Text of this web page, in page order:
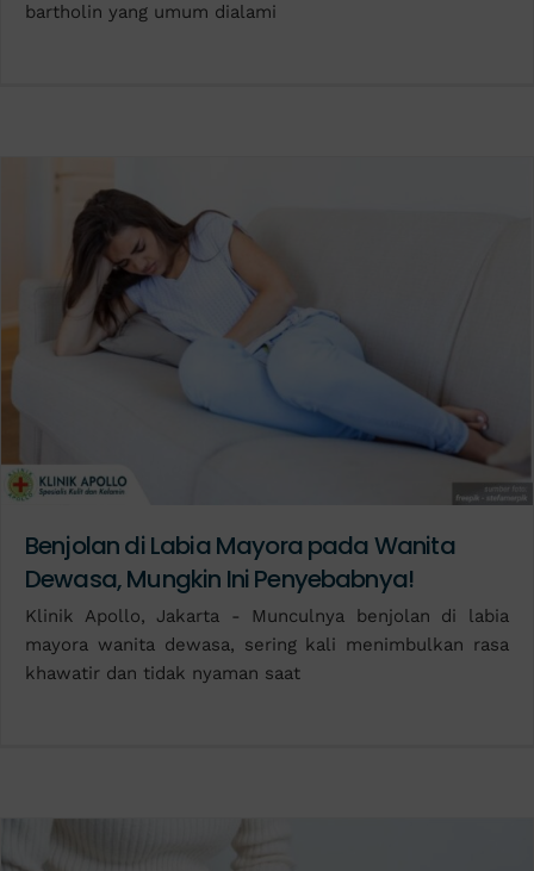
bartholin yang umum dialami
Benjolan di Labia Mayora pada Wanita
Dewasa, Mungkin Ini Penyebabnya!
Klinik Apollo, Jakarta - Munculnya benjolan di labia
mayora wanita dewasa, sering kali menimbulkan rasa
khawatir dan tidak nyaman saat